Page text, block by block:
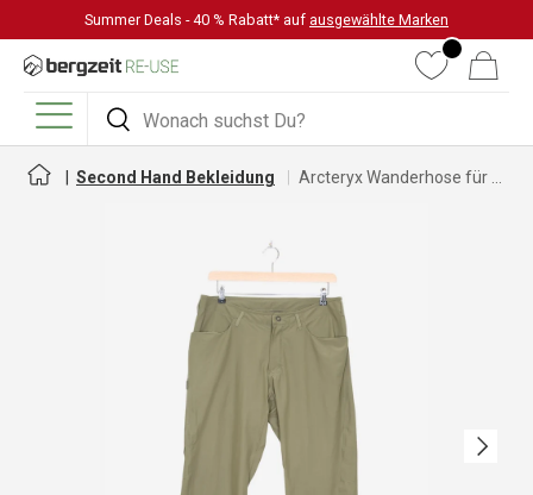
DIREKT ZUM INHALT
Summer Deals - 40 % Rabatt* auf ausgewählte Marken
Suchen
Suchen
WunschlisteWarenkorb
Menü
Second Hand Bekleidung
Nächste